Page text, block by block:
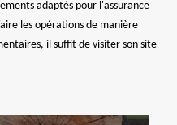
adaptés pour l'assurance
les opérations de manière
il suffit de visiter son site